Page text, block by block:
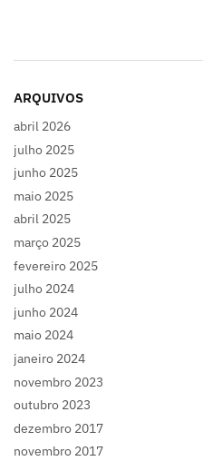
ARQUIVOS
abril 2026
julho 2025
junho 2025
maio 2025
abril 2025
março 2025
fevereiro 2025
julho 2024
junho 2024
maio 2024
janeiro 2024
novembro 2023
outubro 2023
dezembro 2017
novembro 2017